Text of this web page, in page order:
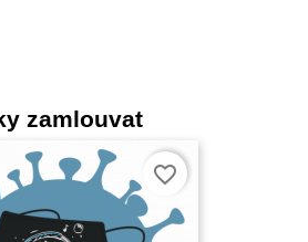
zamlouvat
favorite_border